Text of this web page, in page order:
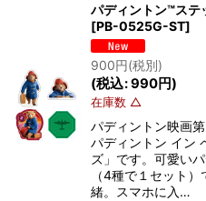
パディントン™ス
[PB-0525G-ST]
900円(税別)
(税込:990円)
在庫数 △
パディントン映画
パディントン イン
ズ」です。可愛い
（4種で１セット
緒。スマホに入…